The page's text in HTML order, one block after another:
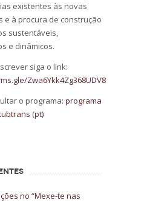
existentes às novas
e à procura de construção
sustentáveis,
e dinâmicos.
siga o link:
Zwa6Ykk4Zg368UDV8
o programa: programa
(pt)
no “Mexe-te nas